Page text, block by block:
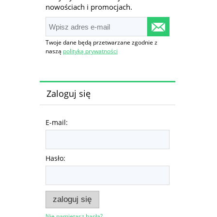
nowościach i promocjach.
Twoje dane będą przetwarzane zgodnie z
naszą polityką prywatności
Zaloguj się
E-mail:
Hasło:
zaloguj się